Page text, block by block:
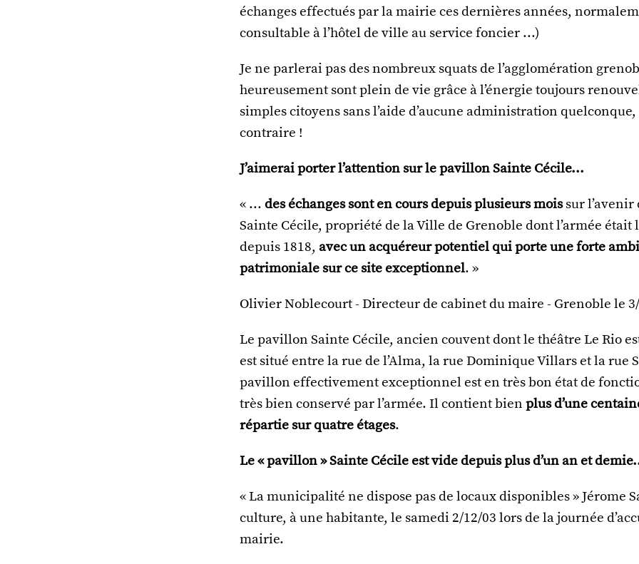
échanges effectués par la mairie ces dernières années,
consultable à l’hôtel de ville au service foncier ...)
Je ne parlerai pas des nombreux squats de l’agglomération
heureusement sont plein de vie grâce à l’énergie toujours
simples citoyens sans l’aide d’aucune administration
contraire !
J’aimerai porter l’attention sur le pavillon Sainte Cécile...
« ...des échanges sont en cours depuis plusieurs moissur
Sainte Cécile, propriété de la Ville de Grenoble dont l’armée était
depuis 1818, avec un acquéreur potentiel qui porte une forte
patrimoniale sur ce site exceptionnel. »
Olivier Noblecourt - Directeur de cabinet du maire - Grenoble le
Le pavillon Sainte Cécile, ancien couvent dont le théâtre Le Rio
est situé entre la rue de l’Alma, la rue Dominique Villars et la rue
pavillon effectivement exceptionnel est en très bon état de
très bien conservé par l’armée. Il contient bienplus d’une
répartie sur quatre étages.
Le « pavillon » Sainte Cécile est vide depuis plus d’un an et
« La municipalité ne dispose pas de locaux disponibles » Jérome
culture, à une habitante, le samedi 2/12/03 lors de la journée
mairie.